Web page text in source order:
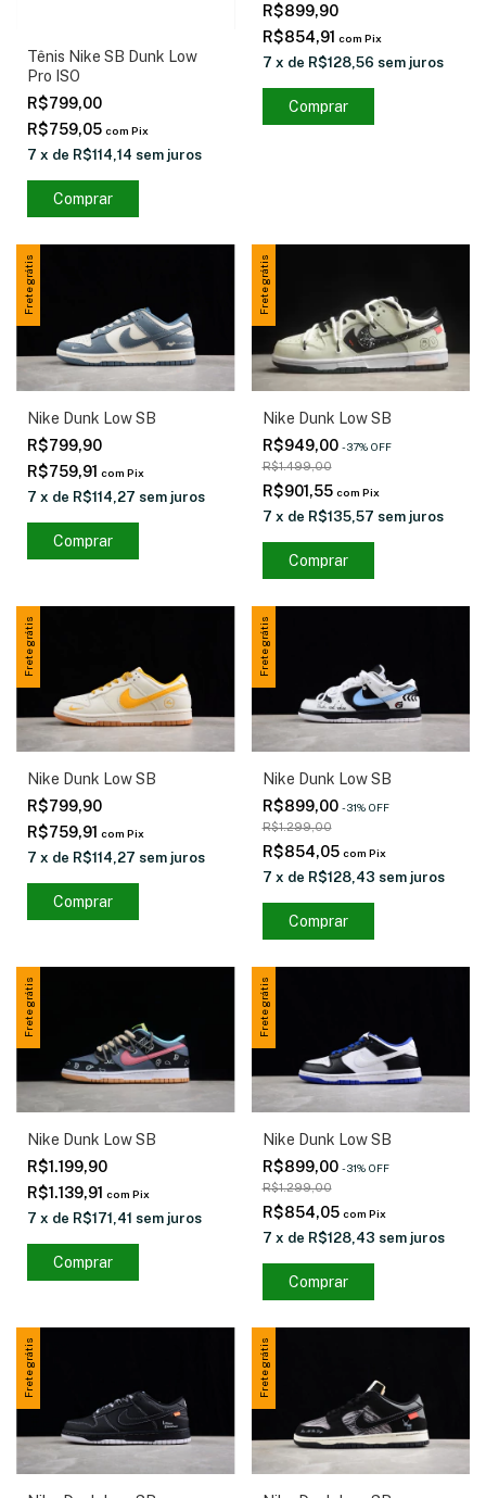
Tênis Nike SB Dunk Low
Pro ISO
R$799,00
R$759,05 com Pix
7 x de R$114,14 sem juros
Comprar
R$899,90
R$854,91 com Pix
7 x de R$128,56 sem juros
Comprar
Frete grátis
Nike Dunk Low SB
R$799,90
R$759,91 com Pix
7 x de R$114,27 sem juros
Comprar
Frete grátis
Nike Dunk Low SB
R$949,00 -37% OFF
R$1.499,00
R$901,55 com Pix
7 x de R$135,57 sem juros
Comprar
Frete grátis
Nike Dunk Low SB
R$799,90
R$759,91 com Pix
7 x de R$114,27 sem juros
Comprar
Frete grátis
Nike Dunk Low SB
R$899,00 -31% OFF
R$1.299,00
R$854,05 com Pix
7 x de R$128,43 sem juros
Comprar
Frete grátis
Nike Dunk Low SB
R$1.199,90
R$1.139,91 com Pix
7 x de R$171,41 sem juros
Comprar
Frete grátis
Nike Dunk Low SB
R$899,00 -31% OFF
R$1.299,00
R$854,05 com Pix
7 x de R$128,43 sem juros
Comprar
Frete grátis Frete grátis